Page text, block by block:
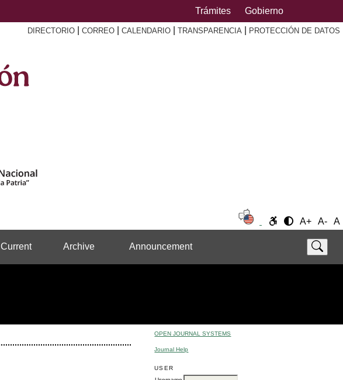
Trámites Gobierno
DIRECTORIO CORREO CALENDARIO TRANSPARENCIA PROTECCIÓN DE DATOS
A+ A- A
Current Archive Announcement
OPEN JOURNAL SYSTEMS
Journal Help
USER